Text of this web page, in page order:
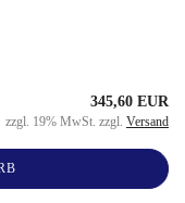
345,60 EUR
zzgl. 19% MwSt. zzgl. Versand